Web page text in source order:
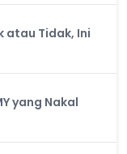
atau Tidak, Ini
yang Nakal